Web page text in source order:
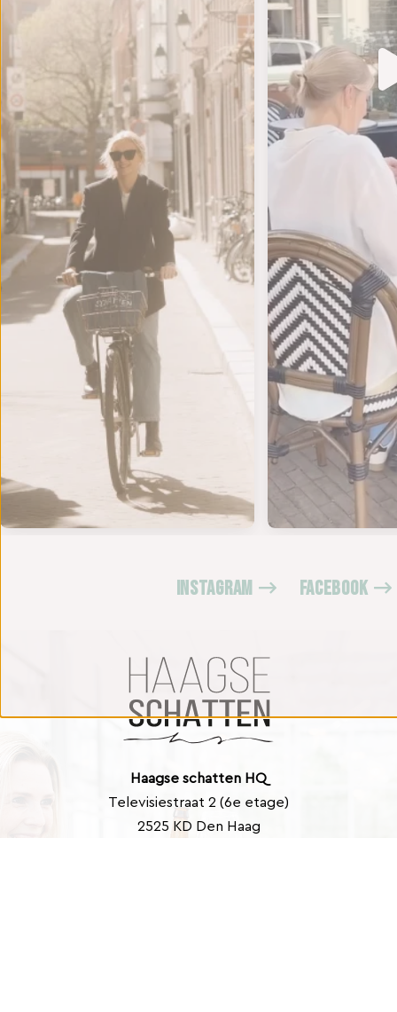
INSTAGRAM FACEBOOK
Haagse schatten HQ
Televisiestraat 2 (6e etage)
2525 KD Den Haag